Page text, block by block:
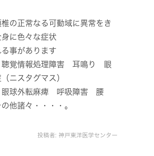
の正常なる可動域に異常をき
に色々な症状
事があります
覚情報処理障害 耳鳴り 眼
ニスタグマス）
球外転麻痺 呼吸障害 腰
他諸々・・・・。
投稿者: 神戸東洋医学センター